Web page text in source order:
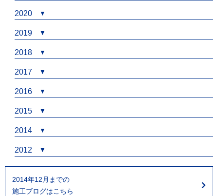
2020
2019
2018
2017
2016
2015
2014
2012
2014年12月までの
施工ブログはこちら